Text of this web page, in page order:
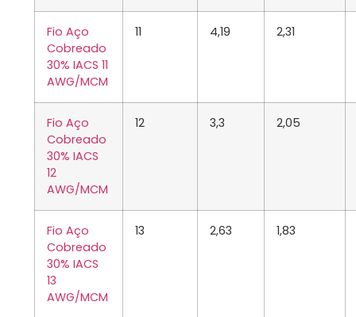
Fio Aço
Cobreado
30% IACS 11
AWG/MCM
11 4,19 2,31
Fio Aço
Cobreado
30% IACS
12
AWG/MCM
12 3,3 2,05
Fio Aço
Cobreado
30% IACS
13
AWG/MCM
13 2,63 1,83